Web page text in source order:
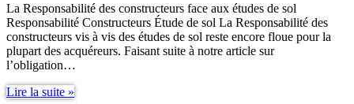
La Responsabilité des constructeurs face aux études de sol
Responsabilité Constructeurs Étude de sol La Responsabilité des
constructeurs vis à vis des études de sol reste encore floue pour la
plupart des acquéreurs. Faisant suite à notre article sur
l’obligation…
Lire la suite »